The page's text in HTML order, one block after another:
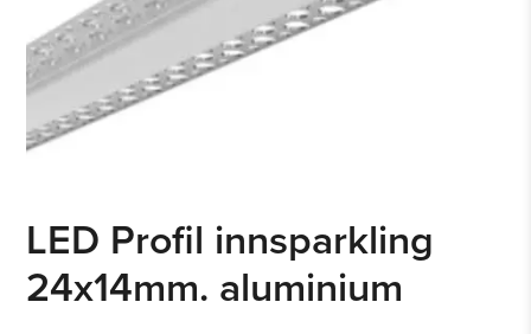
LED Profil innsparkling
24x14mm. aluminium